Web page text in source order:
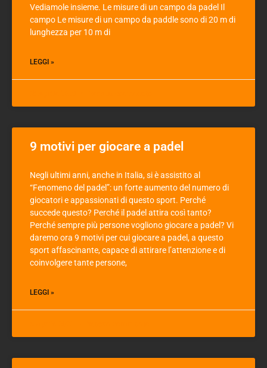
Vediamole insieme. Le misure di un campo da padel Il
campo Le misure di un campo da paddle sono di 20 m di
lunghezza per 10 m di
LEGGI »
9 motivi per giocare a padel
Negli ultimi anni, anche in Italia, si è assistito al
“Fenomeno del padel”: un forte aumento del numero di
giocatori e appassionati di questo sport. Perché
succede questo? Perché il padel attira così tanto?
Perché sempre più persone vogliono giocare a padel? Vi
daremo ora 9 motivi per cui giocare a padel, a questo
sport affascinante, capace di attirare l’attenzione e di
coinvolgere tante persone,
LEGGI »